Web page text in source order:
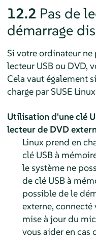
12.2 Pas de
démarrage
Si votre ordinateur
lecteur USB ou DVD,
Cela vaut également
charge par SUSE
Utilisation d'une clé
lecteur de DVD
Linux prend en
clé USB à
le système ne
de clé USB à
possible de le
externe, connecté
mise à jour du
vous aider en cas